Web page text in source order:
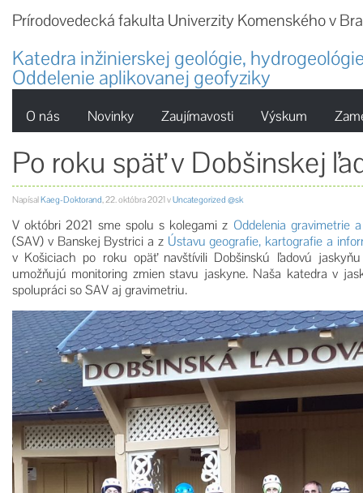
Prírodovedecká fakulta Univerzity Komenského v
Katedra inžinierskej geológie,
Oddelenie aplikovanej geofyziky
O nás Novinky Zaujímavosti Výskum
Po roku späť v Dobšinskej
NapísalKaeg-Doktorand,22. októbra 2021vUncategorized @sk
V októbri 2021 sme spolu s kolegami z Oddelenia gravimetrie
(SAV) v Banskej Bystrici a z Ústavu geografie, kartografie a
v Košiciach po roku opäť navštívili Dobšinskú ľadovú
umožňujú monitoring zmien stavu jaskyne. Naša katedra v
spolupráci so SAV aj gravimetriu.